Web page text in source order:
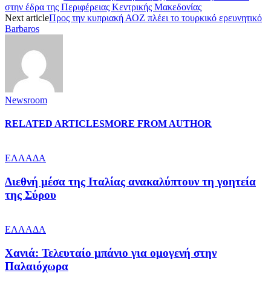
στην έδρα της Περιφέρειας Κεντρικής Μακεδονίας
Next articleΠρος την κυπριακή ΑΟΖ πλέει το τουρκικό ερευνητικό
Barbaros
Newsroom
RELATED ARTICLESMORE FROM AUTHOR
ΕΛΛΑΔΑ
Διεθνή μέσα της Ιταλίας ανακαλύπτουν τη γοητεία
της Σύρου
ΕΛΛΑΔΑ
Χανιά: Τελευταίο μπάνιο για ομογενή στην
Παλαιόχωρα